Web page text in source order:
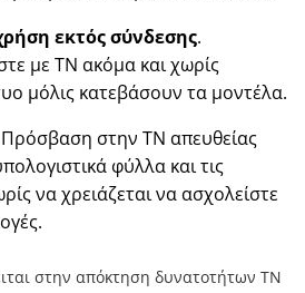
εκτός σύνδεσης.
με ΤΝ ακόμα και χωρίς
μόλις κατεβάσουν τα μοντέλα.
στην ΤΝ απευθείας
φύλλα και τις
να χρειάζεται να ασχολείστε
στην απόκτηση δυνατοτήτων ΤΝ